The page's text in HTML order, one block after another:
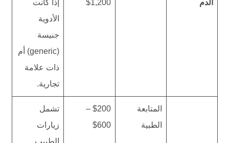
الدم $1,200
إذا كانت
الأدوية
جنيسة
(generic) أم
ذات علامة
تجارية.
المتابعة
الطبية
$200 –
$600
تشمل
زيارات
الطبيب